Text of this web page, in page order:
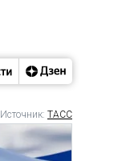
Источник: ТАСС